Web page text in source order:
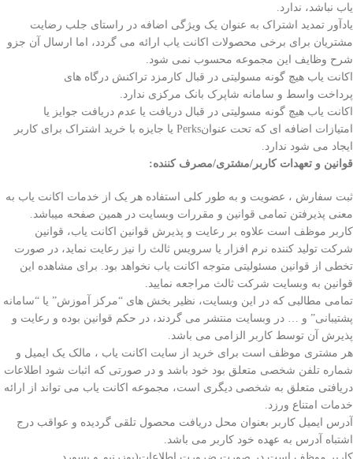
یاب نباشد، ندارد.
یادآور تمدید اشتراک به عنوان یک ویژگی اضافه در راستای جلب رضایت
مشتریان برای برخی محصولات اکانت یاب ارائه می گردد، اما ارسال آن جزو
شرح وظایف این مجموعه محسوب نمی شود.
اکانت یاب هیچ گونه مسولیتی در قبال کارمزد تراکنش درگاه های
پرداخت واسط و سامانه شاپرک بانک مرکزی ندارد.
اکانت یاب هیچ گونه مسولیتی در قبال دریافت یا عدم دریافت جوایز یا
امتیازات
اضافه ای که تحت عنوانPerks یا جایزه با خرید اشتراک برای کاربر
ایجاد می شود ندارد.
قوانین و تعهدات کاربر /مشتری/مصرف کننده:
ثبت سفارش ، عضویت و به طور کلی استفاده هر یک از خدمات اکانت یاب به
معنی پذیرفتن تمامی قوانین و مقررات وبسایت در همین صفحه میباشد.
کاربر موظف است علاوه بر رعایت و پذیرش قوانین اکانت یاب، قوانین
شرکت تولید کننده نرم افزار یا سرویس ثالث را نیز رعایت نماید، در صورت
تخطی از قوانین مسئولیتی متوجه اکانت یاب نخواهد بود. برای مشاهده این
قوانین به وبسایت شرکت ثالث مراجعه نمایید.
تمامی مطالبی که در این وبسایت، نظیر بخش های “مرکز آموزش” یا “سامانه
پشتیبانی” و … در وبسایت منتشر می گردند، در حکم قوانین بوده و رعایت و
پذیرش آن توسط کاربر الزامی می باشد.
هر مشتری موظف است برای خرید از سایت اکانت یاب ، مالک یک ایمیل و
شماره تلفن شخصی متعلق بود خود باشد و در صورتی که اثبات شود اطلاعات
دریافتی متعلق به شخصی دیگری است، مجموعه اکانت یاب می تواند از ارائه
خدمات امتناع ورزد.
آدرس ایمیل کاربر بعنوان محل دریافت محصول تلقی گردیده و عواقب درج
اشتباه آدرس به عهده خود کاربر می باشد.